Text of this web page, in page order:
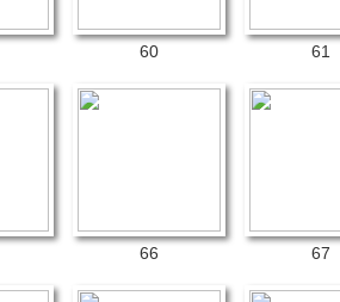
60 61
66 67